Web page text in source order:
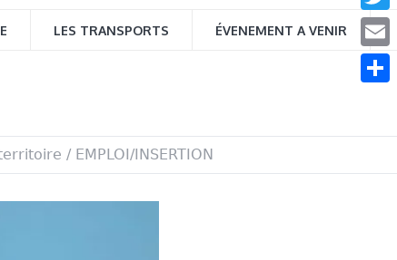
LES TRANSPORTS ÉVENEMENT A VENIR
/ EMPLOI/INSERTION
Email